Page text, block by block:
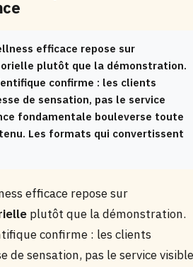
efficace repose sur
plutôt que la démonstration.
confirme : les clients
de sensation, pas le service
fondamentale bouleverse toute
Les formats qui convertissent
efficace repose sur
plutôt que la démonstration.
confirme : les clients
de sensation, pas le service